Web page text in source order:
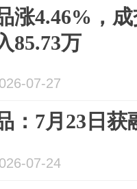
涨4.46%，
85.73万
07-27
：7月23日获
07-24